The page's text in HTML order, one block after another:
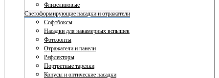
Флизелиновые
Светоформирующие насадки и отражатели
Софтбоксы
Насадки для накамерных вспышек
Фотозонты
Отражатели и панели
Рефлекторы
Портретные тарелки
Конусы и оптические насадки